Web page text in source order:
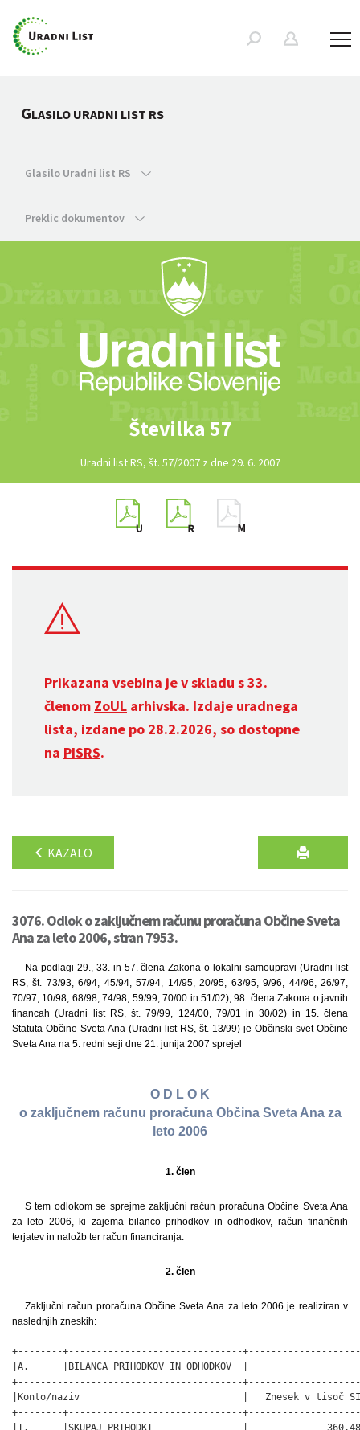
GLASILO URADNI LIST RS
Glasilo Uradni list RS
Preklic dokumentov
Številka 57
Uradni list RS, št. 57/2007 z dne 29. 6. 2007
Prikazana vsebina je v skladu s 33.
členom ZoUL arhivska. Izdaje uradnega
lista, izdane po 28.2.2026, so dostopne
na PISRS.
KAZALO
3076. Odlok o zaključnem računu proračuna Občine Sveta
Ana za leto 2006, stran 7953.
Na podlagi 29., 33. in 57. člena Zakona o lokalni samoupravi (Uradni list
RS, št. 73/93, 6/94, 45/94, 57/94, 14/95, 20/95, 63/95, 9/96, 44/96, 26/97,
70/97, 10/98, 68/98, 74/98, 59/99, 70/00 in 51/02), 98. člena Zakona o javnih
financah (Uradni list RS, št. 79/99, 124/00, 79/01 in 30/02) in 15. člena
Statuta Občine Sveta Ana (Uradni list RS, št. 13/99) je Občinski svet Občine
Sveta Ana na 5. redni seji dne 21. junija 2007 sprejel
O D L O K
o zaključnem računu proračuna Občina Sveta Ana za
leto 2006
1. člen
S tem odlokom se sprejme zaključni račun proračuna Občine Sveta Ana
za leto 2006, ki zajema bilanco prihodkov in odhodkov, račun finančnih
terjatev in naložb ter račun financiranja.
2. člen
Zaključni račun proračuna Občine Sveta Ana za leto 2006 je realiziran v
naslednjih zneskih:
+--------+-------------------------------+---------------------+
|A.      |BILANCA PRIHODKOV IN ODHODKOV  |                     |
+----------------------------------------+---------------------+
|Konto/naziv                             |   Znesek v tisoč SIT|
+--------+-------------------------------+---------------------+
|I.      |SKUPAJ PRIHODKI                |              360.485|
|        |(70+71+72+73+74)               |                     |
+--------+-------------------------------+---------------------+
|        |TEKOČI PRIHODKI (70+71)        |              123.813|
+--------+-------------------------------+---------------------+
|70      |DAVČNI PRIHODKI                |               87.739|
+--------+-------------------------------+---------------------+
|        |700 Davki na dohodek in dobiček|               65.868|
+--------+-------------------------------+---------------------+
|        |703 Davki na premoženje        |                8.287|
+--------+-------------------------------+---------------------+
|        |704 Domači davki na blago in   |               13.584|
|        |storitve                       |                     |
+--------+-------------------------------+---------------------+
|71      |NEDAVČNI PRIHODKI              |               36.074|
+--------+-------------------------------+---------------------+
|        |710 Udeležba na dobičku in     |                8.336|
|        |dohodki od premoženja          |                     |
+--------+-------------------------------+---------------------+
|        |711 Takse in pristojbine       |                  312|
+--------+-------------------------------+---------------------+
|        |712 Denarne kazni              |                  330|
+--------+-------------------------------+---------------------+
|        |713 Prihodki od prodaje blaga  |               15.486|
|        |in storitev                    |                     |
+--------+-------------------------------+---------------------+
|        |714 Drugi nedavčni prihodki    |               11.610|
+--------+-------------------------------+---------------------+
|72      |KAPITALSKI PRIHODKI            |                  329|
+--------+-------------------------------+---------------------+
|        |720 Prihodki od prodaje        |                    0|
|        |osnovnih sredstev              |                     |
+--------+-------------------------------+---------------------+
|        |721 Prihodki od prodaje zalog  |                    0|
+--------+-------------------------------+---------------------+
|        |722 Prihodki od prodaje        |                  329|
|        |zemljišč                       |                     |
|        |in nematerialnega premoženja   |                     |
+--------+-------------------------------+---------------------+
|73      |PREJETE DONACIJE               |                  350|
+--------+-------------------------------+---------------------+
|        |730 Prejete donacije iz domačih|                  350|
|        |virov                          |                     |
+--------+-------------------------------+---------------------+
|        |731 Prejete donacije iz tujine |                    0|
+--------+-------------------------------+---------------------+
|74      |TRANSFERNI PRIHODKI            |              235.993|
+--------+-------------------------------+---------------------+
|        |740 Transferni prihodki iz     |              235.993|
|        |drugih                         |                     |
|        |javnofinančnih institucij      |                     |
+--------+-------------------------------+---------------------+
|II.     |SKUPAJ ODHODKI (40+41+42+43)   |              444.462|
+--------+-------------------------------+---------------------+
|40      |TEKOČI ODHODKI                 |               85.368|
+--------+-------------------------------+---------------------+
|        |400 Plače in drugi izdatki     |               20.957|
|        |zaposlenim                     |                     |
+--------+-------------------------------+---------------------+
|        |401 Prispevki delodajalcev za  |                3.331|
|        |socialno varnost               |                     |
+--------+-------------------------------+---------------------+
|        |402 Izdatki za blago in        |               59.926|
|        |storitve                       |                     |
+--------+-------------------------------+---------------------+
|        |403 Plačila domačih obresti    |                  855|
+--------+-------------------------------+---------------------+
|        |409 Rezerve                    |                  300|
+--------+-------------------------------+---------------------+
|41      |TEKOČI TRANSFERI               |              110.000|
+--------+-------------------------------+---------------------+
|        |410 Subvencije                 |                5.632|
+--------+-------------------------------+---------------------+
|        |411 Transferi posameznikom     |               25.308|
|        |in gospodinjstvom              |                     |
+--------+-------------------------------+---------------------+
|        |412 Transferi neprofitnim      |                5.287|
|        |organizacijam                  |                     |
|        |in ustanovam                   |                     |
+--------+-------------------------------+---------------------+
|        |413 Drugi tekoči domači        |               73.774|
|        |transferi                      |                     |
+--------+-------------------------------+---------------------+
|42      |INVESTICIJSKI ODHKODKI         |              237.092|
+--------+-------------------------------+---------------------+
|        |420 Nakup in gradnja osnovnih  |              237.092|
|        |sredstev                       |                     |
+--------+-------------------------------+---------------------+
|43      |INVESTICIJSKI TRANSFERI        |               12.002|
+--------+-------------------------------+---------------------+
|        |431 Investicijski transferi    |                1.270|
|        |pravnim in fizičnim osebam     |                     |
+--------+-------------------------------+---------------------+
|        |432 Investicijski transferi    |               10.732|
|        |proračunskim uporabnikom       |                     |
+--------+-------------------------------+---------------------+
|III.    |PRORAČUNSKI PRIMANKLJAJ(I.-II.)|              -83.977|
|        |(PRORAČUNSKI PRESEŽEK)         |                     |
+--------+-------------------------------+---------------------+
|        |                               |                     |
+--------+-------------------------------+---------------------+
|B.      |RAČUN FINANČNIH TERJATEV IN    |                     |
|        |NALOŽB                         |                     |
+--------+-------------------------------+---------------------+
|IV.     |PREJETA VRAČILA DANIH POSOJIL  |                2.000|
|        |IN PRODAJA KAPITALSKIH DELEŽEV |                     |
|        |(750+751+752)                  |                     |
+--------+-------------------------------+---------------------+
|75      |PREJETA VRAČILA DANIH POSOJIL  |                2.000|
+--------+-------------------------------+---------------------+
|        |750 Prejeta vračila danih      |                2.000|
|        |posojil                        |                     |
+--------+-------------------------------+---------------------+
|V.      |DANA POSOILA IN POVEČANJE      |                    0|
|        |KAPITALSKIH DELEŽEV            |                     |
|        |(440+441+442)                  |                     |
+--------+-------------------------------+---------------------+
|44      |DANA POSOJILA IN POVEČANJE     |                    0|
|        |KAPITALSKIH DELEŽEV            |                     |
+--------+-------------------------------+---------------------+
|VI.     |PREJETA MINUS DANA POSOJILA IN |                2.000|
|        |SPREMEMBE KAPITALSKIH DELEŽEV  |                     |
|        |(IV.-V.) DANIH POSOJIL (I.+IV.)|                     |
|        |- (II.+V.)                     |                     |
+--------+-------------------------------+---------------------+
|VII.    |SKUPNI PRESEŽEK (PRIMANJKLJAJ) |              -81.977|
|        |PRIHODKI MINUS ODHODKI TER     |                     |
|        |SALDO PREJETIH IN DANIH POSOJIL|                     |
|        |(I.+IV)-(II.+V.)               |                     |
+--------+-------------------------------+---------------------+
|        |                               |                     |
+--------+-------------------------------+---------------------+
|C.      |RAČUN FINANCIRANJA             |                     |
+--------+-------------------------------+---------------------+
|VIII.   |ZADOLŽEVANJE (500)             |                    0|
+--------+-------------------------------+---------------------+
|50      |ZADOLŽEVANJE                   |                    0|
+--------+-------------------------------+---------------------+
|        |50 Domače zadolževanje         |                    0|
+--------+-------------------------------+---------------------+
|IX.     |ODPLAČILO DOLGA (550)          |                7.575|
+--------+-------------------------------+---------------------+
|55      |ODPLAČILO DOLGA                |                7.575|
+--------